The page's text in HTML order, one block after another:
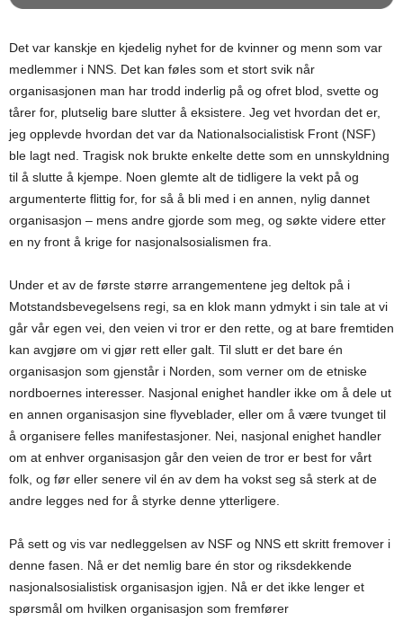
Det var kanskje en kjedelig nyhet for de kvinner og menn som var
medlemmer i NNS. Det kan føles som et stort svik når
organisasjonen man har trodd inderlig på og ofret blod, svette og
tårer for, plutselig bare slutter å eksistere. Jeg vet hvordan det er,
jeg opplevde hvordan det var da Nationalsocialistisk Front (NSF)
ble lagt ned. Tragisk nok brukte enkelte dette som en unnskyldning
til å slutte å kjempe. Noen glemte alt de tidligere la vekt på og
argumenterte flittig for, for så å bli med i en annen, nylig dannet
organisasjon – mens andre gjorde som meg, og søkte videre etter
en ny front å krige for nasjonalsosialismen fra.
Under et av de første større arrangementene jeg deltok på i
Motstandsbevegelsens regi, sa en klok mann ydmykt i sin tale at vi
går vår egen vei, den veien vi tror er den rette, og at bare fremtiden
kan avgjøre om vi gjør rett eller galt. Til slutt er det bare én
organisasjon som gjenstår i Norden, som verner om de etniske
nordboernes interesser. Nasjonal enighet handler ikke om å dele ut
en annen organisasjon sine flyveblader, eller om å være tvunget til
å organisere felles manifestasjoner. Nei, nasjonal enighet handler
om at enhver organisasjon går den veien de tror er best for vårt
folk, og før eller senere vil én av dem ha vokst seg så sterk at de
andre legges ned for å styrke denne ytterligere.
På sett og vis var nedleggelsen av NSF og NNS ett skritt fremover i
denne fasen. Nå er det nemlig bare én stor og riksdekkende
nasjonalsosialistisk organisasjon igjen. Nå er det ikke lenger et
spørsmål om hvilken organisasjon som fremfører